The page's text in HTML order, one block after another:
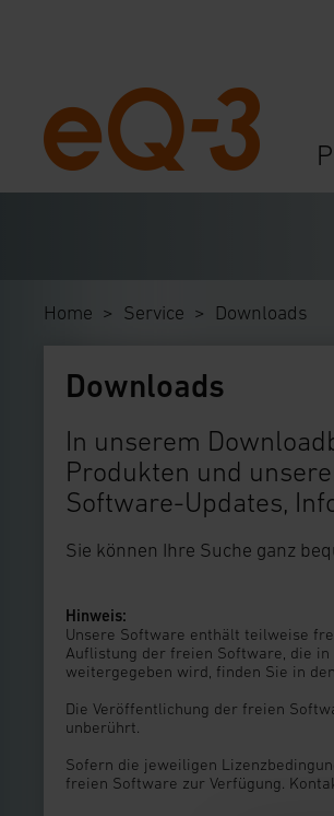
Home Service Downloads
Downloads
In unserem
Produkten und
Software-Updates,
Sie können Ihre Suche ganz
Hinweis:
Unsere Software enthält teilweise
Auflistung der freien Software, die
weitergegeben wird, finden Sie in
Die Veröffentlichung der freien
unberührt.
Sofern die jeweiligen
freien Software zur Verfügung.